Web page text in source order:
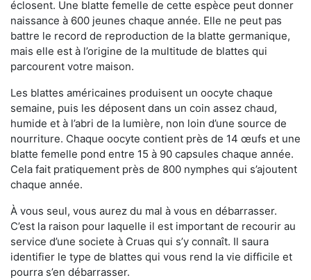
éclosent. Une blatte femelle de cette espèce peut donner
naissance à 600 jeunes chaque année. Elle ne peut pas
battre le record de reproduction de la blatte germanique,
mais elle est à l’origine de la multitude de blattes qui
parcourent votre maison.
Les blattes américaines produisent un oocyte chaque
semaine, puis les déposent dans un coin assez chaud,
humide et à l’abri de la lumière, non loin d’une source de
nourriture. Chaque oocyte contient près de 14 œufs et une
blatte femelle pond entre 15 à 90 capsules chaque année.
Cela fait pratiquement près de 800 nymphes qui s’ajoutent
chaque année.
À vous seul, vous aurez du mal à vous en débarrasser.
C’est la raison pour laquelle il est important de recourir au
service d’une societe à Cruas qui s’y connaît. Il saura
identifier le type de blattes qui vous rend la vie difficile et
pourra s’en débarrasser.